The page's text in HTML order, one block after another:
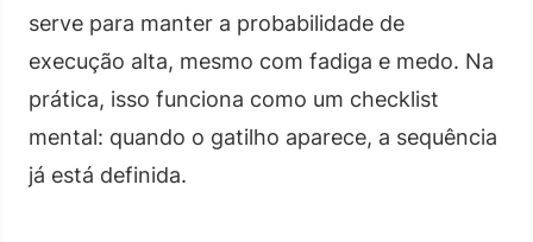
serve para manter a probabilidade de
execução alta, mesmo com fadiga e medo. Na
prática, isso funciona como um checklist
mental: quando o gatilho aparece, a sequência
já está definida.